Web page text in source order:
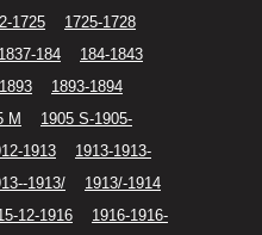
1725
1725-1728
1837-184
184-1843
1893-1894
M
1905 S-1905-
1913
1913-1913-
1913/
1913/-1914
12-1916
1916-1916-